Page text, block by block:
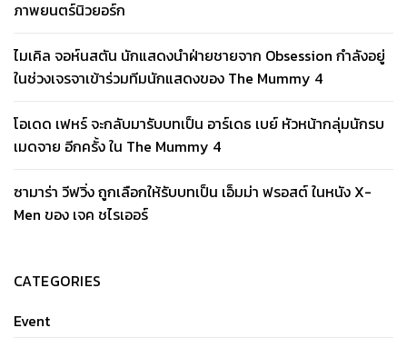
ภาพยนตร์นิวยอร์ก
ไมเคิล จอห์นสตัน นักแสดงนำฝ่ายชายจาก Obsession กำลังอยู่
ในช่วงเจรจาเข้าร่วมทีมนักแสดงของ The Mummy 4
โอเดด เฟหร์ จะกลับมารับบทเป็น อาร์เดธ เบย์ หัวหน้ากลุ่มนักรบ
เมดจาย อีกครั้ง ใน The Mummy 4
ซามาร่า วีฟวิ่ง ถูกเลือกให้รับบทเป็น เอ็มม่า ฟรอสต์ ในหนัง X-
Men ของ เจค ชไรเออร์
CATEGORIES
Event